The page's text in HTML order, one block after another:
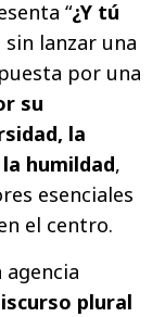
“¿Y tú
sin lanzar una
por una
su
la
humildad,
esenciales
el centro.
plural